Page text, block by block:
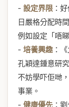
- 設定界限 ：
日嚴格分配時
例如設定「唔
- 培養興趣：
孔穎達鍾意研
不妨學吓佢哋
事業。
- 健康優先 ：